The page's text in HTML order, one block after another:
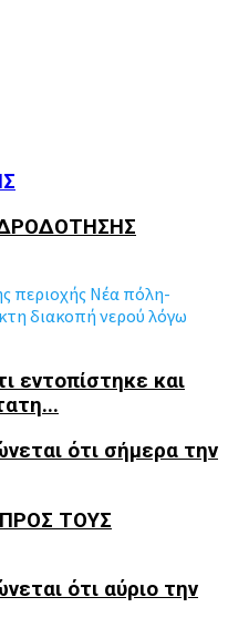
περιοχής Νέα πόλη-
διακοπή νερού λόγω
εντοπίστηκε και
ότι σήμερα την
ΤΟΥΣ
ότι αύριο την